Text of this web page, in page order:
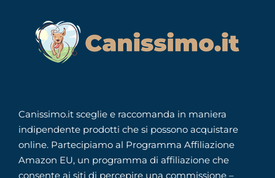
Canissimo.it sceglie e raccomanda in maniera
indipendente prodotti che si possono acquistare
online. Partecipiamo al Programma Affiliazione
Amazon EU, un programma di affiliazione che
consente ai siti di percepire una commissione –